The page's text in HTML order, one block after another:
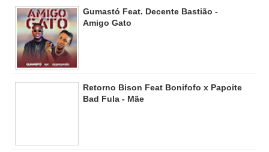
Gumastó Feat. Decente Bastião -
Amigo Gato
Retorno Bison Feat Bonifofo x Papoite
Bad Fula - Mãe